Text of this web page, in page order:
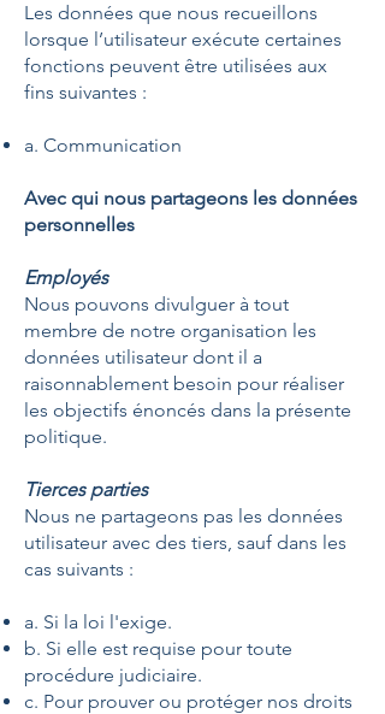
Les données que nous recueillons
lorsque l’utilisateur exécute certaines
fonctions peuvent être utilisées aux
fins suivantes :
a. Communication
Avec qui nous partageons les données
personnelles
Employés
Nous pouvons divulguer à tout
membre de notre organisation les
données utilisateur dont il a
raisonnablement besoin pour réaliser
les objectifs énoncés dans la présente
politique.
Tierces parties
Nous ne partageons pas les données
utilisateur avec des tiers, sauf dans les
cas suivants :
a. Si la loi l'exige.
b. Si elle est requise pour toute
procédure judiciaire.
c. Pour prouver ou protéger nos droits